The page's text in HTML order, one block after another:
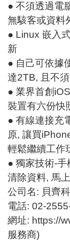
● 不須透過電
無駭客或資料
● Linux 嵌入
新
● 自己可依據
達2TB, 且不
● 業界首創
裝置有六份快
● 有線連接充
原, 讓買
輕鬆繼續工作
● 獨家技術-
清除資料, 馬
公司名: 貝齊
電話: 02-
網址: https://
服務商)